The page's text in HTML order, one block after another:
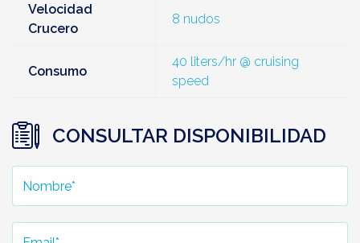
Velocidad
Crucero
8 nudos
Consumo
40 liters/hr @ cruising
speed
CONSULTAR DISPONIBILIDAD